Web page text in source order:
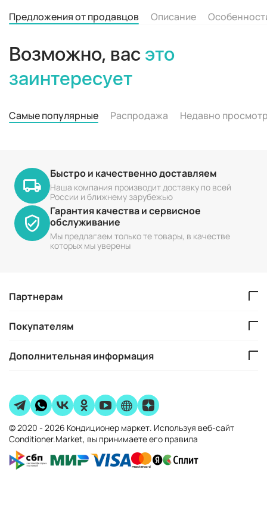
Предложения от продавцов Описание
Возможно, вас это
заинтересует
Самые популярные Распродажа Недавно
Быстро и качественно доставляем
Наша компания производит доставку по всей
России и ближнему зарубежью
Гарантия качества и сервисное
обслуживание
Мы предлагаем только те товары, в качестве
которых мы уверены
Партнерам
Покупателям
Дополнительная информация
© 2020 - 2026 Кондиционер маркет. Используя веб-сайт
Conditioner.Market, вы принимаете его правила